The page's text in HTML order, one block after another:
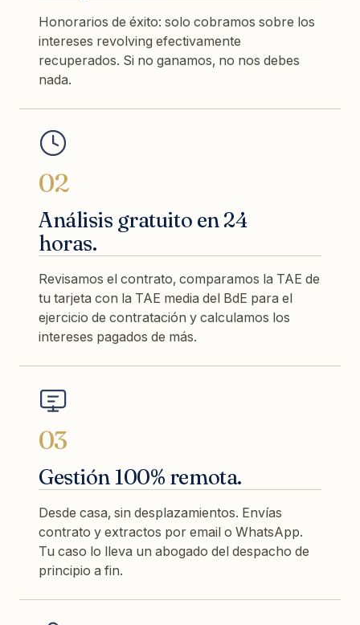
Honorarios de éxito: solo cobramos sobre los
intereses revolving efectivamente
recuperados. Si no ganamos, no nos debes
nada.
02
Análisis gratuito en 24
horas.
Revisamos el contrato, comparamos la TAE de
tu tarjeta con la TAE media del BdE para el
ejercicio de contratación y calculamos los
intereses pagados de más.
03
Gestión 100% remota.
Desde casa, sin desplazamientos. Envías
contrato y extractos por email o WhatsApp.
Tu caso lo lleva un abogado del despacho de
principio a fin.